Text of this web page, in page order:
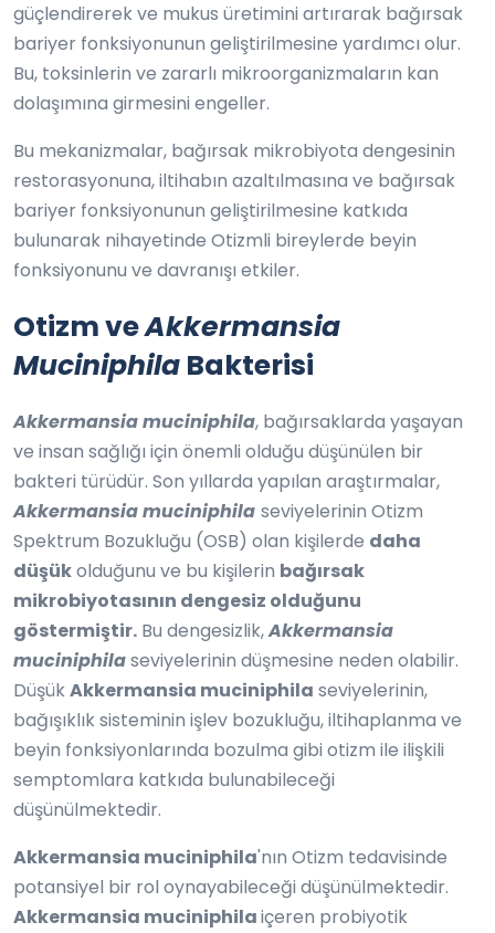
güçlendirerek ve mukus üretimini artırarak bağırsak
bariyer fonksiyonunun geliştirilmesine yardımcı olur.
Bu, toksinlerin ve zararlı mikroorganizmaların kan
dolaşımına girmesini engeller.
Bu mekanizmalar, bağırsak mikrobiyota dengesinin
restorasyonuna, iltihabın azaltılmasına ve bağırsak
bariyer fonksiyonunun geliştirilmesine katkıda
bulunarak nihayetinde Otizmli bireylerde beyin
fonksiyonunu ve davranışı etkiler.
Otizm veAkkermansia
Muciniphila Bakterisi
Akkermansia muciniphila, bağırsaklarda yaşayan
ve insan sağlığı için önemli olduğu düşünülen bir
bakteri türüdür. Son yıllarda yapılan araştırmalar,
Akkermansia muciniphila seviyelerinin Otizm
Spektrum Bozukluğu (OSB) olan kişilerde daha
düşükolduğunu ve bu kişilerin bağırsak
mikrobiyotasının dengesiz olduğunu
göstermiştir. Bu dengesizlik,Akkermansia
muciniphilaseviyelerinin düşmesine neden olabilir.
DüşükAkkermansia muciniphila seviyelerinin,
bağışıklık sisteminin işlev bozukluğu, iltihaplanma ve
beyin fonksiyonlarında bozulma gibi otizm ile ilişkili
semptomlara katkıda bulunabileceği
düşünülmektedir.
Akkermansia muciniphila'nın Otizm tedavisinde
potansiyel bir rol oynayabileceği düşünülmektedir.
Akkermansia muciniphilaiçeren probiyotik